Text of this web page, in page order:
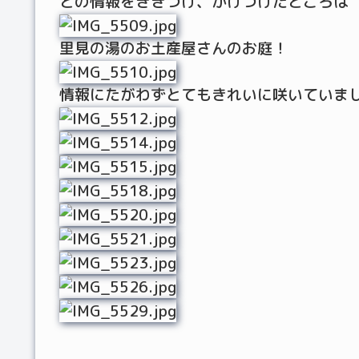
里見の湯のお土産屋さんのお庭！
情報にたがわずとてもきれいに咲いていま